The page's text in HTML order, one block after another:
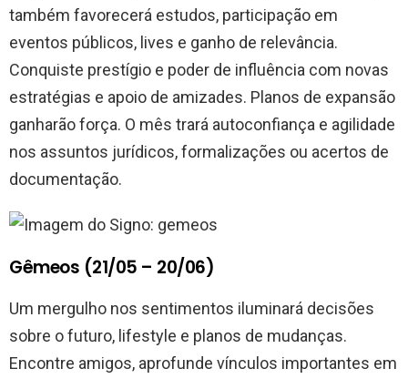
também favorecerá estudos, participação em
eventos públicos, lives e ganho de relevância.
Conquiste prestígio e poder de influência com novas
estratégias e apoio de amizades. Planos de expansão
ganharão força. O mês trará autoconfiança e agilidade
nos assuntos jurídicos, formalizações ou acertos de
documentação.
Gêmeos (21/05 – 20/06)
Um mergulho nos sentimentos iluminará decisões
sobre o futuro, lifestyle e planos de mudanças.
Encontre amigos, aprofunde vínculos importantes em